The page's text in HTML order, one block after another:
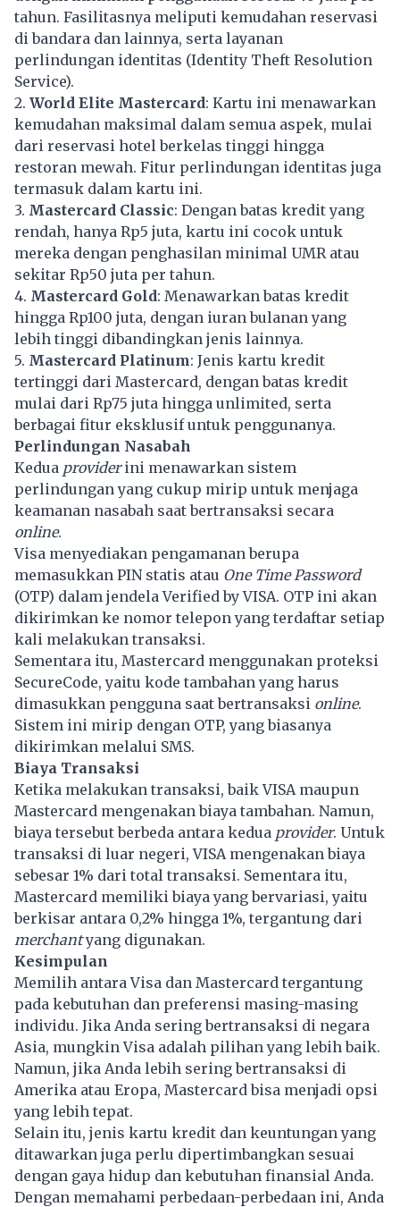
tahun. Fasilitasnya meliputi kemudahan reservasi
di bandara dan lainnya, serta layanan
perlindungan identitas (Identity Theft Resolution
Service).
2. World Elite Mastercard: Kartu ini menawarkan
kemudahan maksimal dalam semua aspek, mulai
dari reservasi hotel berkelas tinggi hingga
restoran mewah. Fitur perlindungan identitas juga
termasuk dalam kartu ini.
3. Mastercard Classic: Dengan batas kredit yang
rendah, hanya Rp5 juta, kartu ini cocok untuk
mereka dengan penghasilan minimal UMR atau
sekitar Rp50 juta per tahun.
4. Mastercard Gold: Menawarkan batas kredit
hingga Rp100 juta, dengan iuran bulanan yang
lebih tinggi dibandingkan jenis lainnya.
5. Mastercard Platinum: Jenis kartu kredit
tertinggi dari Mastercard, dengan batas kredit
mulai dari Rp75 juta hingga unlimited, serta
berbagai fitur eksklusif untuk penggunanya.
Perlindungan Nasabah
Kedua providerini menawarkan sistem
perlindungan yang cukup mirip untuk menjaga
keamanan nasabah saat bertransaksi secara
online.
Visa menyediakan pengamanan berupa
memasukkan PIN statis atau One Time Password
(OTP) dalam jendela Verified by VISA. OTP ini akan
dikirimkan ke nomor telepon yang terdaftar setiap
kali melakukan transaksi.
Sementara itu, Mastercard menggunakan proteksi
SecureCode, yaitu kode tambahan yang harus
dimasukkan pengguna saat bertransaksi online.
Sistem ini mirip dengan OTP, yang biasanya
dikirimkan melalui SMS.
Biaya Transaksi
Ketika melakukan transaksi, baik VISA maupun
Mastercard mengenakan biaya tambahan. Namun,
biaya tersebut berbeda antara kedua provider. Untuk
transaksi di luar negeri, VISA mengenakan biaya
sebesar 1% dari total transaksi. Sementara itu,
Mastercard memiliki biaya yang bervariasi, yaitu
berkisar antara 0,2% hingga 1%, tergantung dari
merchantyang digunakan.
Kesimpulan
Memilih antara Visa dan Mastercard tergantung
pada kebutuhan dan preferensi masing-masing
individu. Jika Anda sering bertransaksi di negara
Asia, mungkin Visa adalah pilihan yang lebih baik.
Namun, jika Anda lebih sering bertransaksi di
Amerika atau Eropa, Mastercard bisa menjadi opsi
yang lebih tepat.
Selain itu, jenis kartu kredit dan keuntungan yang
ditawarkan juga perlu dipertimbangkan sesuai
dengan gaya hidup dan kebutuhan finansial Anda.
Dengan memahami perbedaan-perbedaan ini, Anda